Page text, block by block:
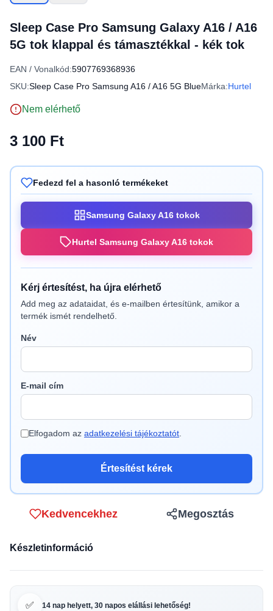
Sleep Case Pro Samsung Galaxy A16 / A16
5G tok klappal és támasztékkal - kék tok
EAN / Vonalkód:5907769368936
SKU:Sleep Case Pro Samsung A16 / A16 5G BlueMárka:Hurtel
Nem elérhető
3 100 Ft
Fedezd fel a hasonló termékeket
Samsung Galaxy A16 tokok
Hurtel Samsung Galaxy A16 tokok
Kérj értesítést, ha újra elérhető
Add meg az adataidat, és e-mailben értesítünk, amikor a
termék ismét rendelhető.
Név
E-mail cím
Elfogadom az adatkezelési tájékoztatót
Értesítést kérek
Kedvencekhez Megosztás
Készletinformáció
✅ 14 nap helyett, 30 napos elállási lehetőség!